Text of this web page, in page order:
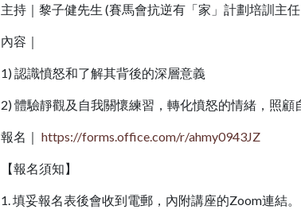
主持｜黎子健先生 (賽馬會抗逆有「家」計劃培訓主
內容｜
1) 認識憤怒和了解其背後的深層意義
2) 體驗靜觀及自我關懷練習，轉化憤怒的情緒，照顧
報名｜ https://forms.office.com/r/ahmy0943JZ
【報名須知】
1. 填妥報名表後會收到電郵，內附講座的Zoom連結。